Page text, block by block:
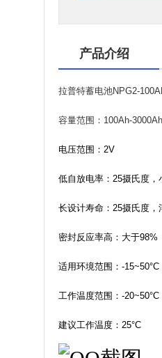
产品介绍
拉普特蓄电池NPG2-
容量范围：100Ah-
电压范围：2V
低自放电率：25摄氏度，
长设计寿命：25摄氏度，
密封反应率高：大于98%
适用环境范围：-15~50°C
工作温度范围：-20~50°C
建议工作温度：25°C